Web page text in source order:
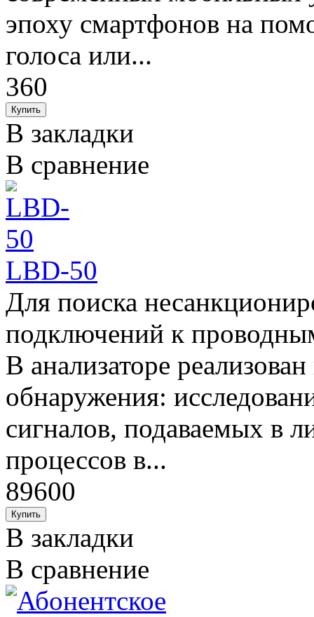
эпоху смартфонов на
голоса или...
360
В закладки
В сравнение
LBD-50
Для поиска
подключений к
В анализаторе
обнаружения:
сигналов, подаваемых в
процессов в...
89600
В закладки
В сравнение